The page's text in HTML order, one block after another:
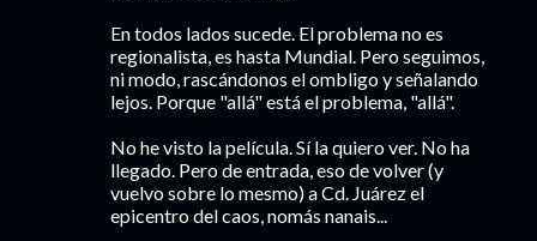
En todos lados sucede. El problema no es
regionalista, es hasta Mundial. Pero seguimos,
ni modo, rascándonos el ombligo y señalando
lejos. Porque "allá" está el problema, "allá".
No he visto la película. Sí la quiero ver. No ha
llegado. Pero de entrada, eso de volver (y
vuelvo sobre lo mesmo) a Cd. Juárez el
epicentro del caos, nomás nanais...